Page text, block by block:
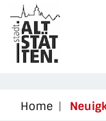
Home